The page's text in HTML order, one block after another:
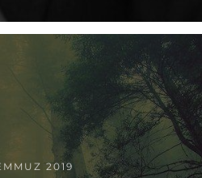
2019